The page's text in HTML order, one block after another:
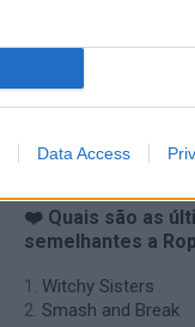
Data Access
❤️ Quais são as
semelhantes a
Witchy Sisters
Smash and Break